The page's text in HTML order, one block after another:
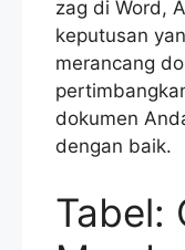
zag di Word,
keputusan
merancang
dokumen
dengan baik.
Tabel: